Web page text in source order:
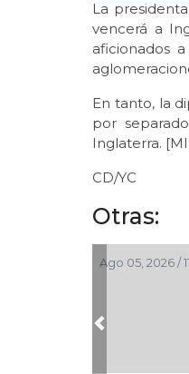
La
vencerá a
aficionados
En tanto, la
por
Inglaterra.
CD/YC
Otras:
Ago 05, 2026 /
Previous